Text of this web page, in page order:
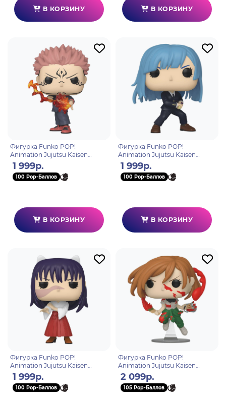
В КОРЗИНУ В КОРЗИНУ
Фигурка Funko POP!
Animation Jujutsu Kaisen
Ryomen Sukuna (Fire Arrow)
(1887) 85322
1 999р.
100 Pop-Баллов
В КОРЗИНУ
Фигурка Funko POP!
Animation Jujutsu Kaisen
Kasumi Miwa (1642) 80279
1 999р.
100 Pop-Баллов
В КОРЗИНУ
Фигурка Funko POP!
Animation Jujutsu Kaisen
Utahime Iori (1639) 80277
1 999р.
100 Pop-Баллов
Фигурка Funko POP!
Animation Jujutsu Kaisen
Nobara Kugisaki (Painting) (Exc)
(1647) 81680
2 099р.
105 Pop-Баллов